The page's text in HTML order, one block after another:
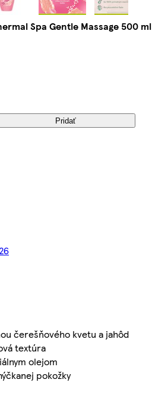
Spa Gentle Massage 500 ml
Pridať
čerešňového kvetu a jahôd
textúra
olejom
pokožky